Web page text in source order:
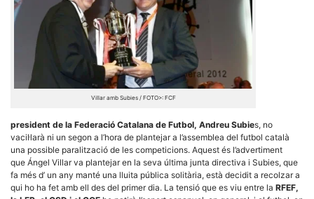
Villar amb Subies / FOTO>: FCF
president de la Federació Catalana de Futbol, Andreu Subies, no
vacil·larà ni un segon a l’hora de plantejar a l’assemblea del futbol català
una possible paralització de les competicions. Aquest és l’advertiment
que Ángel Villar va plantejar en la seva última junta directiva i Subies, que
fa més d’ un any manté una lluita pública solitària, està decidit a recolzar a
qui ho ha fet amb ell des del primer dia. La tensió que es viu entre la RFEF,
Necessàries
opcionals,
són
necessàries
per al
funcionament
tècnic de la
web.